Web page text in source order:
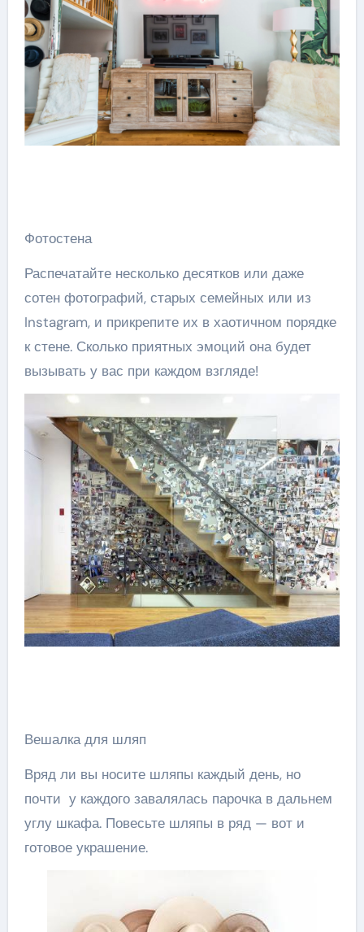
Фотостена
Распечатайте несколько десятков или даже
сотен фотографий, старых семейных или из
Instagram, и прикрепите их в хаотичном порядке
к стене. Сколько приятных эмоций она будет
вызывать у вас при каждом взгляде!
Вешалка для шляп
Вряд ли вы носите шляпы каждый день, но
почти у каждого завалялась парочка в дальнем
углу шкафа. Повесьте шляпы в ряд — вот и
готовое украшение.